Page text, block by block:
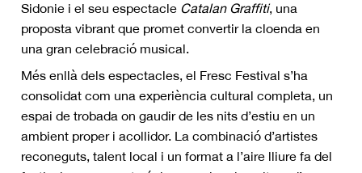
Sidonie i el seu espectacle Catalan Graffiti, una
proposta vibrant que promet convertir la cloenda en
una gran celebració musical.
Més enllà dels espectacles, el Fresc Festival s’ha
consolidat com una experiència cultural completa, un
espai de trobada on gaudir de les nits d’estiu en un
ambient proper i acollidor. La combinació d’artistes
reconeguts, talent local i un format a l’aire lliure fa del